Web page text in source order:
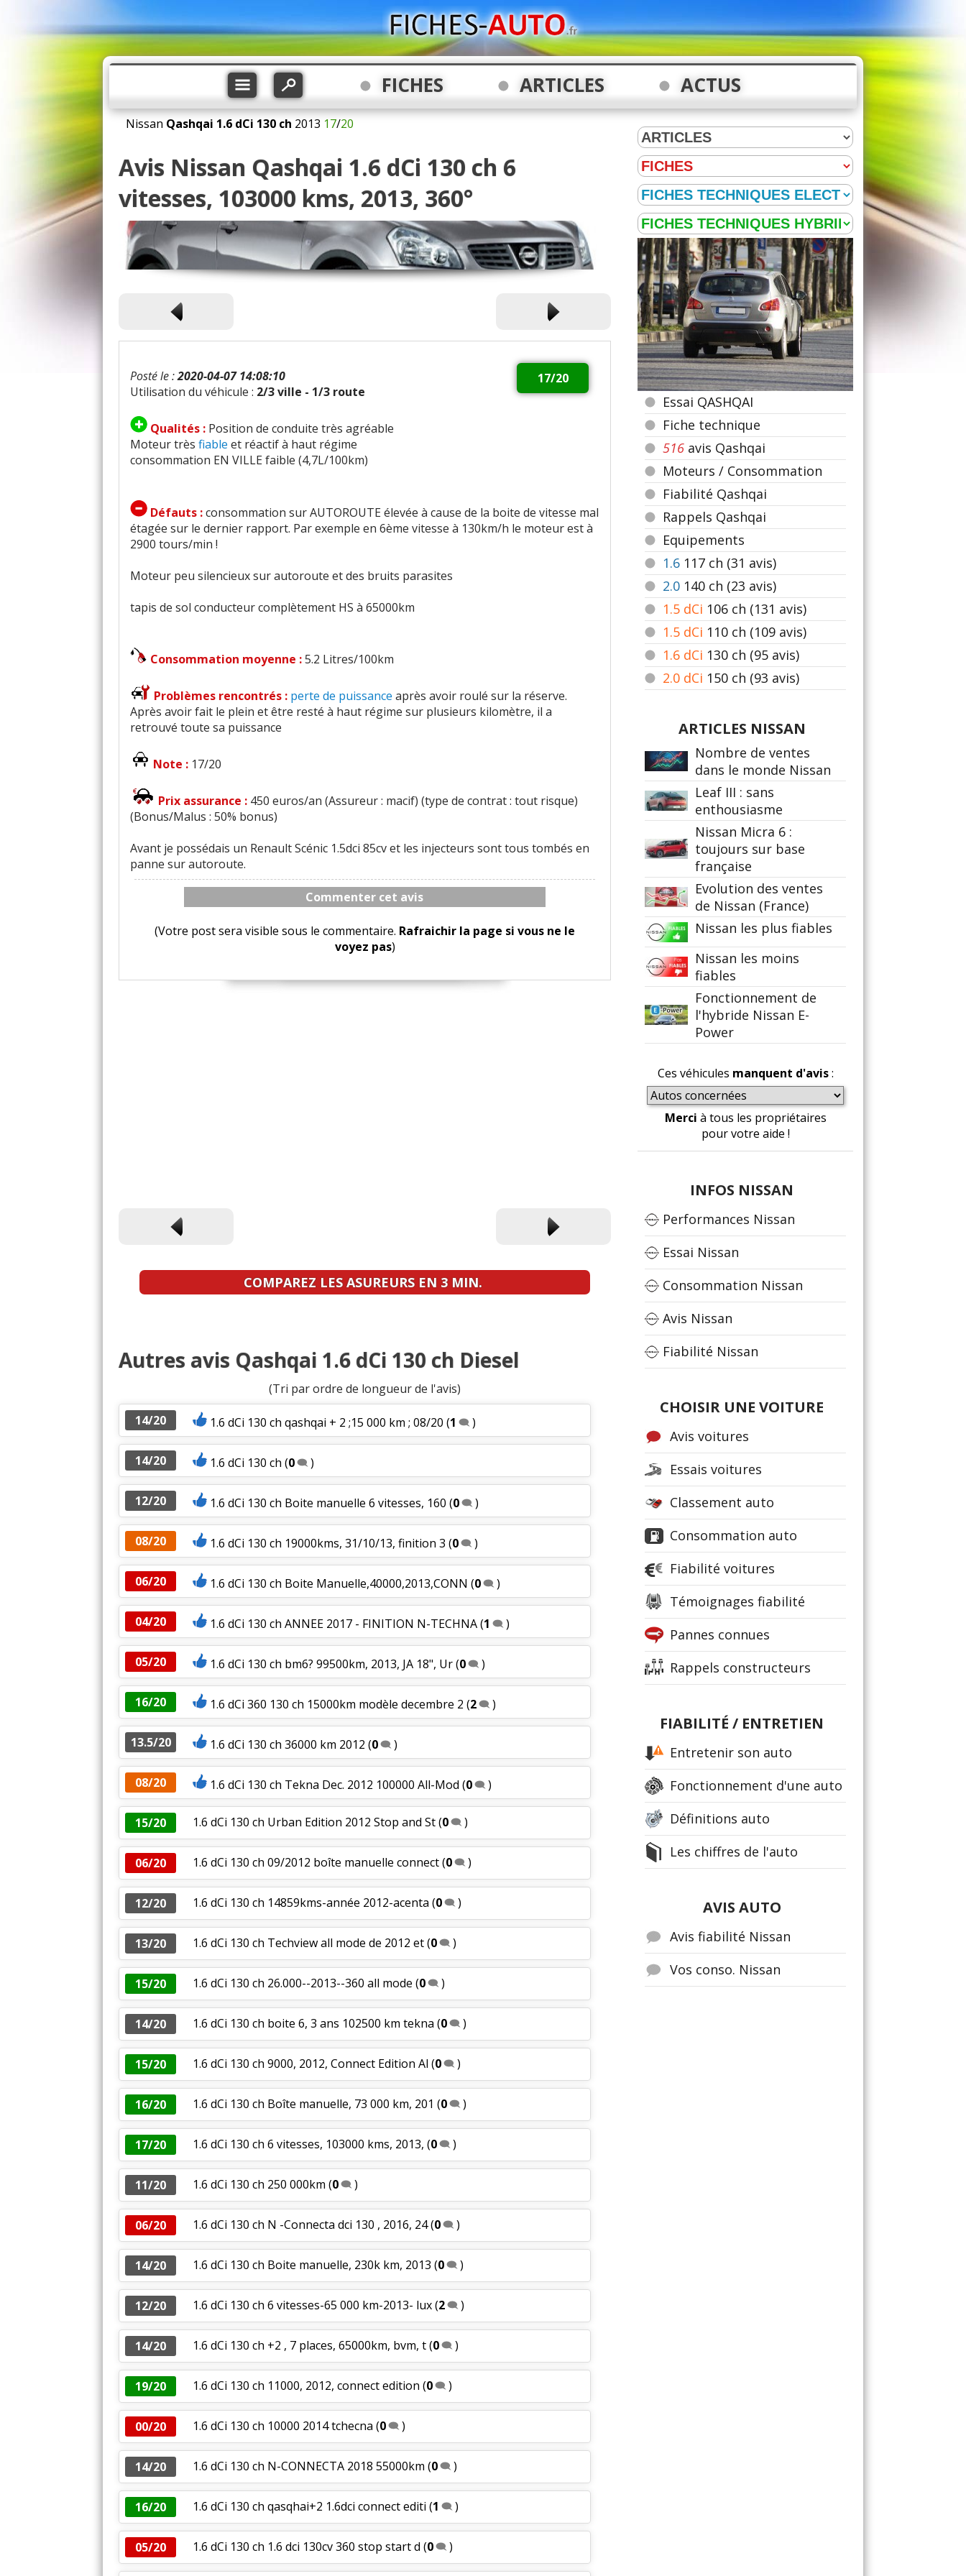
FICHES ARTICLES ACTUS
Nissan Qashqai 1.6 dCi 130 ch 2013 17/20
Avis Nissan Qashqai 1.6 dCi 130 ch 6
vitesses, 103000 kms, 2013, 360°
17/20
Posté le :2020-04-07 14:08:10
Utilisation du véhicule : 2/3 ville - 1/3 route
Qualités : Position de conduite très agréable
Moteur très fiable et réactif à haut régime
consommation EN VILLE faible (4,7L/100km)
Défauts :consommation sur AUTOROUTE élevée à cause de la boite de vitesse mal
étagée sur le dernier rapport. Par exemple en 6ème vitesse à 130km/h le moteur est à
2900 tours/min !
Moteur peu silencieux sur autoroute et des bruits parasites
tapis de sol conducteur complètement HS à 65000km
Consommation moyenne :5.2 Litres/100km
Problèmes rencontrés : perte de puissance après avoir roulé sur la réserve.
Après avoir fait le plein et être resté à haut régime sur plusieurs kilomètre, il a
retrouvé toute sa puissance
Note : 17/20
Prix assurance : 450 euros/an (Assureur : macif) (type de contrat : tout risque)
(Bonus/Malus : 50% bonus)
Avant je possédais un Renault Scénic 1.5dci 85cv et les injecteurs sont tous tombés en
panne sur autoroute.
Commenter cet avis
(Votre post sera visible sous le commentaire. Rafraichir la page si vous ne le
voyez pas)
COMPAREZ LES ASUREURS EN 3 MIN.
Autres avis Qashqai 1.6 dCi 130 ch Diesel
(Tri par ordre de longueur de l'avis)
14/20
1.6 dCi 130 ch qashqai + 2 ;15 000 km ; 08/20 (1 )
14/20 1.6 dCi 130 ch (0 )
12/20 1.6 dCi 130 ch Boite manuelle 6 vitesses, 160 (0 )
08/20 1.6 dCi 130 ch 19000kms, 31/10/13, finition 3 (0 )
06/20 1.6 dCi 130 ch Boite Manuelle,40000,2013,CONN (0 )
04/20 1.6 dCi 130 ch ANNEE 2017 - FINITION N-TECHNA(1 )
05/20 1.6 dCi 130 ch bm6? 99500km, 2013, JA 18", Ur(0 )
16/20 1.6 dCi 360 130 ch 15000km modèle decembre 2 (2 )
13.5/20 1.6 dCi 130 ch 36000 km 2012 (0 )
08/20 1.6 dCi 130 ch Tekna Dec. 2012 100000 All-Mod (0 )
15/20 1.6 dCi 130 ch Urban Edition 2012 Stop and St(0 )
06/20 1.6 dCi 130 ch 09/2012 boîte manuelle connect(0 )
12/20 1.6 dCi 130 ch 14859kms-année 2012-acenta (0 )
13/20 1.6 dCi 130 ch Techview all mode de 2012 et(0 )
15/20 1.6 dCi 130 ch 26.000--2013--360 all mode (0 )
14/20 1.6 dCi 130 ch boite 6, 3 ans 102500 km tekna (0 )
15/20 1.6 dCi 130 ch 9000, 2012, Connect Edition Al (0 )
16/20 1.6 dCi 130 ch Boîte manuelle, 73 000 km, 201 (0 )
17/20 1.6 dCi 130 ch 6 vitesses, 103000 kms, 2013, (0 )
11/20 1.6 dCi 130 ch 250 000km (0 )
06/20 1.6 dCi 130 ch N -Connecta dci 130 , 2016, 24(0 )
14/20 1.6 dCi 130 ch Boite manuelle, 230k km, 2013 (0 )
12/20 1.6 dCi 130 ch 6 vitesses-65 000 km-2013- lux(2 )
14/20 1.6 dCi 130 ch +2 , 7 places, 65000km, bvm, t(0 )
19/20 1.6 dCi 130 ch 11000, 2012, connect edition (0 )
00/20 1.6 dCi 130 ch 10000 2014 tchecna (0 )
14/20 1.6 dCi 130 ch N-CONNECTA 2018 55000km (0 )
16/20 1.6 dCi 130 ch qasqhai+2 1.6dci connect editi (1 )
05/20 1.6 dCi 130 ch 1.6 dci 130cv 360 stop start d (0 )
Essai QASHQAI
Fiche technique
516 avis Qashqai
Moteurs / Consommation
Fiabilité Qashqai
Rappels Qashqai
Equipements
1.6 117 ch (31 avis)
2.0 140 ch (23 avis)
1.5 dCi 106 ch (131 avis)
1.5 dCi 110 ch (109 avis)
1.6 dCi 130 ch (95 avis)
2.0 dCi 150 ch (93 avis)
ARTICLES NISSAN
Nombre de ventes
dans le monde Nissan
Leaf III : sans
enthousiasme
Nissan Micra 6 :
toujours sur base
française
Evolution des ventes
de Nissan (France)
Nissan les plus fiables
Nissan les moins
fiables
Fonctionnement de
l'hybride Nissan E-
Power
Ces véhicules manquent d'avis:
Merci à tous les propriétaires
pour votre aide !
INFOS NISSAN
Performances Nissan
Essai Nissan
Consommation Nissan
Avis Nissan
Fiabilité Nissan
CHOISIR UNE VOITURE
Avis voitures
Essais voitures
Classement auto
Consommation auto
Fiabilité voitures
Témoignages fiabilité
Pannes connues
Rappels constructeurs
FIABILITÉ / ENTRETIEN
Entretenir son auto
Fonctionnement d'une auto
Définitions auto
Les chiffres de l'auto
AVIS AUTO
Avis fiabilité Nissan
Vos conso. Nissan